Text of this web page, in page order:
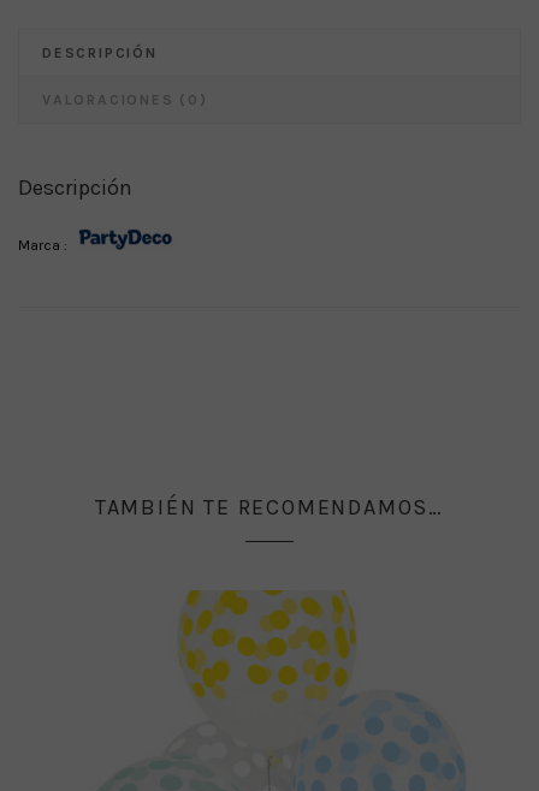
DESCRIPCIÓN
VALORACIONES (0)
Descripción
Marca :
TAMBIÉN TE RECOMENDAMOS…